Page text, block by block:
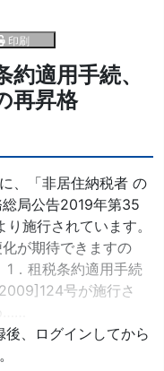
印刷
約適用手続、
再昇格
、「非居住納税者 の
局公告2019年第35
施行されています。
が期待できますの
．租税条約適用手続
号が施行さ
、ログインしてから